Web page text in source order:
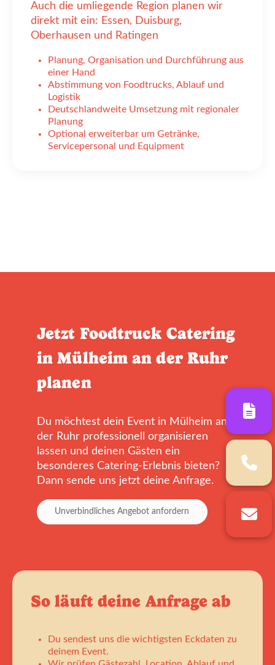
Auch die umliegende Region planen wir
direkt mit ein: Essen, Duisburg,
Oberhausen und Ratingen
Planung, Organisation und Durchführung aus
einer Hand
Abstimmung von Foodtrucks, Ablauf und
Logistik
Deutschlandweite Umsetzung mit regionaler
Planung
Optional erweiterbar um Getränke,
Servicepersonal und Equipment
Jetzt Foodtruck Catering
in Mülheim an der Ruhr
planen
Du möchtest dein Event in Mülheim an
der Ruhr professionell organisieren
lassen und deinen Gästen ein
besonderes Catering-Erlebnis bieten?
Dann sende uns jetzt deine Anfrage.
Unverbindliches Angebot anfordern
So läuft deine Anfrage ab
Du sendest uns die wichtigsten Eckdaten zu
deinem Event.